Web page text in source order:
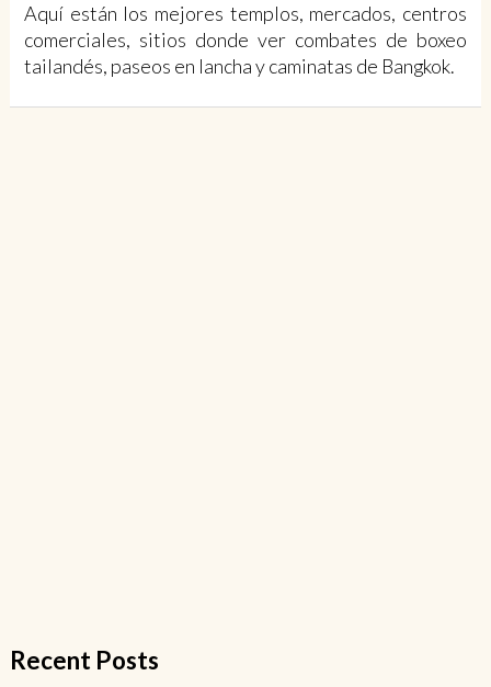
Aquí están los mejores templos, mercados, centros
comerciales, sitios donde ver combates de boxeo
tailandés, paseos en lancha y caminatas de Bangkok.
Recent Posts